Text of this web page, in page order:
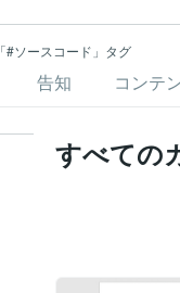
「#ソースコード」タグ
告知 コンテ
すべての